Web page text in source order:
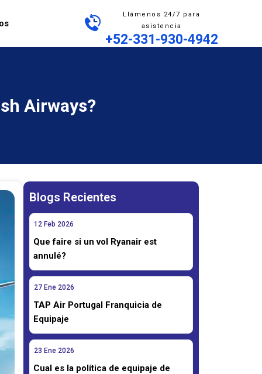
Llámenos 24/7 para
asistencia
+52-331-930-4942
Airways?
Blogs Recientes
12 Feb 2026
Que faire si un vol Ryanair est
annulé?
27 Ene 2026
TAP Air Portugal Franquicia de
Equipaje
23 Ene 2026
Cual es la política de equipaje de